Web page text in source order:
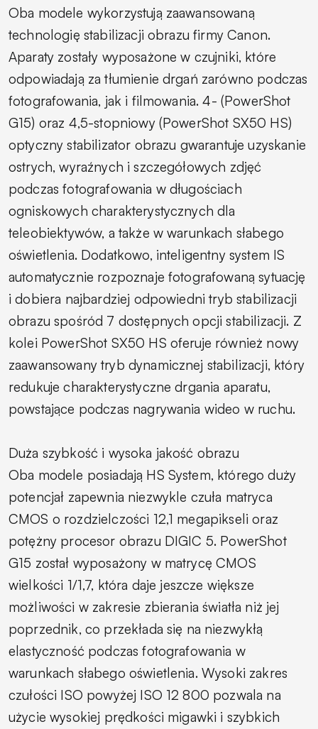
Oba modele wykorzystują zaawansowaną
technologię stabilizacji obrazu firmy Canon.
Aparaty zostały wyposażone w czujniki, które
odpowiadają za tłumienie drgań zarówno podczas
fotografowania, jak i filmowania. 4- (PowerShot
G15) oraz 4,5-stopniowy (PowerShot SX50 HS)
optyczny stabilizator obrazu gwarantuje uzyskanie
ostrych, wyraźnych i szczegółowych zdjęć
podczas fotografowania w długościach
ogniskowych charakterystycznych dla
teleobiektywów, a także w warunkach słabego
oświetlenia. Dodatkowo, inteligentny system IS
automatycznie rozpoznaje fotografowaną sytuację
i dobiera najbardziej odpowiedni tryb stabilizacji
obrazu spośród 7 dostępnych opcji stabilizacji. Z
kolei PowerShot SX50 HS oferuje również nowy
zaawansowany tryb dynamicznej stabilizacji, który
redukuje charakterystyczne drgania aparatu,
powstające podczas nagrywania wideo w ruchu.
Duża szybkość i wysoka jakość obrazu
Oba modele posiadają HS System, którego duży
potencjał zapewnia niezwykle czuła matryca
CMOS o rozdzielczości 12,1 megapikseli oraz
potężny procesor obrazu DIGIC 5. PowerShot
G15 został wyposażony w matrycę CMOS
wielkości 1/1,7, która daje jeszcze większe
możliwości w zakresie zbierania światła niż jej
poprzednik, co przekłada się na niezwykłą
elastyczność podczas fotografowania w
warunkach słabego oświetlenia. Wysoki zakres
czułości ISO powyżej ISO 12 800 pozwala na
użycie wysokiej prędkości migawki i szybkich